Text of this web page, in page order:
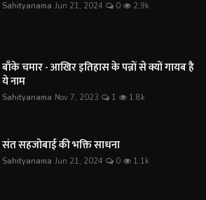
Sahityanama Jun 21, 2024 0 2.9k
बाँके चमार - आखिर इतिहास के पन्नों से क्यों गायब है
ये नाम
Sahityanama Nov 7, 2023 1 1.8k
संत सहजोबाई की भक्ति साधना
Sahityanama Jun 21, 2024 0 1.1k